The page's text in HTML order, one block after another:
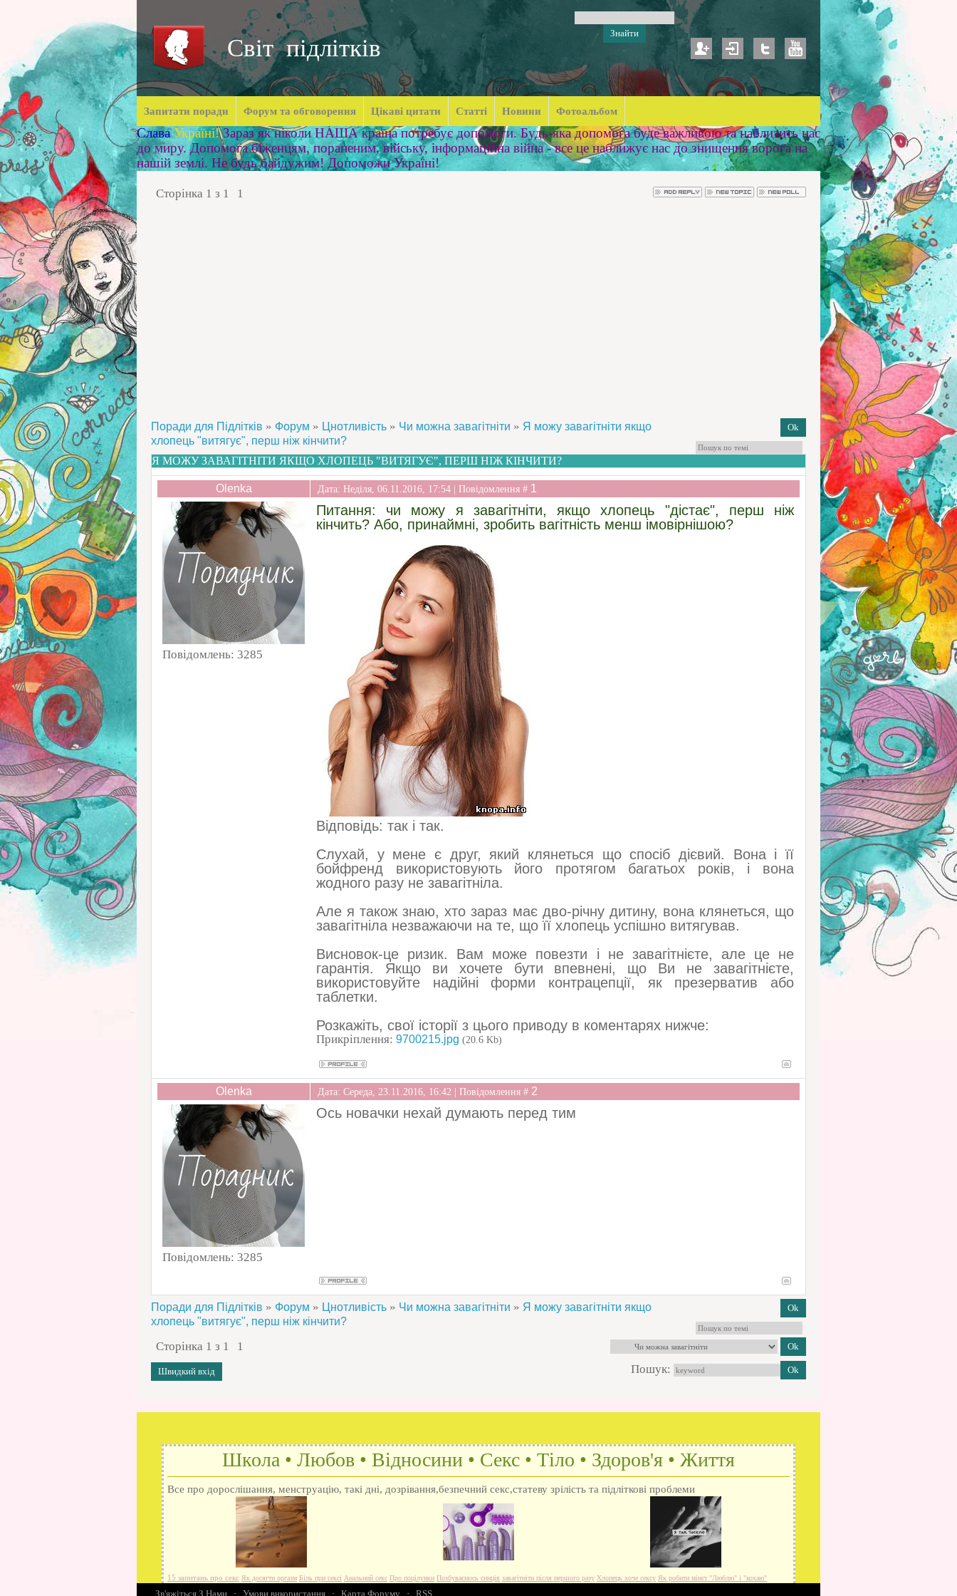
Світ підлітків
Запитати поради Форум та обговорення Цікаві цитати Статті Новини Фотоальбом
Слава Україні! Зараз як ніколи НАША країна потребує допомоги. Будь-яка допомога буде важливою та наблизить нас
до миру. Допомога біженцям, пораненим, війську, інформаційна війна - все це наближує нас до знищення ворога на
нашій землі. Не будь байдужим! Допоможи Україні!
Сторінка 1 з 1 1
Поради для Підлітків » Форум » Цнотливість » Чи можна завагітніти » Я можу завагітніти якщо
хлопець "витягує", перш ніж кінчити?
Я МОЖУ ЗАВАГІТНІТИ ЯКЩО ХЛОПЕЦЬ "ВИТЯГУЄ", ПЕРШ НІЖ КІНЧИТИ?
Olenka Дата: Неділя, 06.11.2016, 17:54 | Повідомлення # 1
Повідомлень: 3285
Питання: чи можу я завагітніти, якщо хлопець "дістає", перш ніж
кінчить? Або, принаймні, зробить вагітність менш імовірнішою?
Відповідь: так і так.
Слухай, у мене є друг, який клянеться що спосіб дієвий. Вона і її
бойфренд використовують його протягом багатьох років, і вона
жодного разу не завагітніла.
Але я також знаю, хто зараз має дво-річну дитину, вона клянеться, що
завагітніла незважаючи на те, що її хлопець успішно витягував.
Висновок-це ризик. Вам може повезти і не завагітнієте, але це не
гарантія. Якщо ви хочете бути впевнені, що Ви не завагітнієте,
використовуйте надійні форми контрацепції, як презерватив або
таблетки.
Розкажіть, свої історії з цього приводу в коментарях нижче:
Прикріплення: 9700215.jpg (20.6 Kb)
Olenka Дата: Середа, 23.11.2016, 16:42 | Повідомлення # 2
Повідомлень: 3285
Ось новачки нехай думають перед тим
Поради для Підлітків » Форум » Цнотливість » Чи можна завагітніти » Я можу завагітніти якщо
хлопець "витягує", перш ніж кінчити?
Сторінка 1 з 1
1
Пошук:
Школа • Любов • Відносини • Секс • Тіло • Здоров'я • Життя
Все про дорослішання, менструацію, такі дні, дозрівання,безпечний секс,статеву зрілість та підліткові проблеми
15 запитань про секс Як досягти оргазм Біль при сексі Анальний секс Про поцілунки Позбуваємось синців завагітніти після першого разу Хлопець хоче сексу Як робити мінєт "Люблю" і "кохаю"
різниця Про перший секс Займатися сексом
Зв'яжіться З Нами · Умови використання · Карта Форуму · RSS